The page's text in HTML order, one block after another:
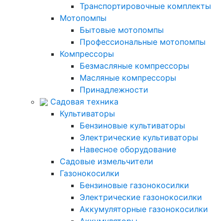
Транспортировочные комплекты
Мотопомпы
Бытовые мотопомпы
Профессиональные мотопомпы
Компрессоры
Безмасляные компрессоры
Масляные компрессоры
Принадлежности
Садовая техника
Культиваторы
Бензиновые культиваторы
Электрические культиваторы
Навесное оборудование
Садовые измельчители
Газонокосилки
Бензиновые газонокосилки
Электрические газонокосилки
Аккумуляторные газонокосилки